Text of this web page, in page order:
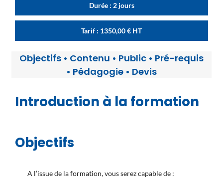
Durée : 2 jours
Tarif : 1350,00€ HT
Objectifs • Contenu • Public • Pré-requis
• Pédagogie • Devis
Introduction à la formation
Objectifs
A l’issue de la formation, vous serez capable de :